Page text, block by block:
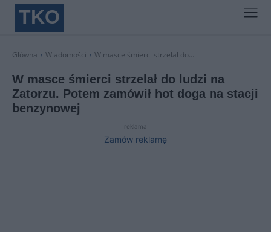
TKO
Główna Wiadomości W masce śmierci strzelał do...
W masce śmierci strzelał do ludzi na
Zatorzu. Potem zamówił hot doga na stacji
benzynowej
reklama
Zamów reklamę